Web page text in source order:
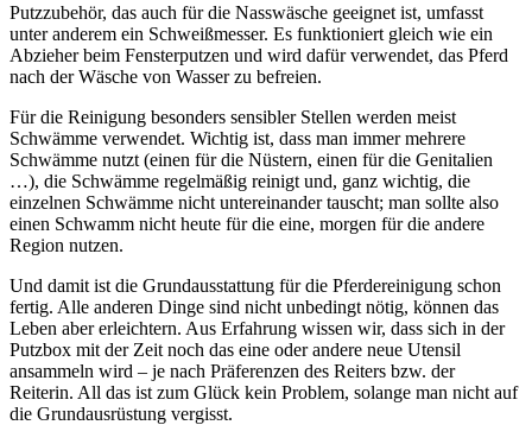
Putzzubehör, das auch für die Nasswäsche geeignet ist, umfasst
unter anderem ein Schweißmesser. Es funktioniert gleich wie ein
Abzieher beim Fensterputzen und wird dafür verwendet, das Pferd
nach der Wäsche von Wasser zu befreien.
Für die Reinigung besonders sensibler Stellen werden meist
Schwämme verwendet. Wichtig ist, dass man immer mehrere
Schwämme nutzt (einen für die Nüstern, einen für die Genitalien
…), die Schwämme regelmäßig reinigt und, ganz wichtig, die
einzelnen Schwämme nicht untereinander tauscht; man sollte also
einen Schwamm nicht heute für die eine, morgen für die andere
Region nutzen.
Und damit ist die Grundausstattung für die Pferdereinigung schon
fertig. Alle anderen Dinge sind nicht unbedingt nötig, können das
Leben aber erleichtern. Aus Erfahrung wissen wir, dass sich in der
Putzbox mit der Zeit noch das eine oder andere neue Utensil
ansammeln wird – je nach Präferenzen des Reiters bzw. der
Reiterin. All das ist zum Glück kein Problem, solange man nicht auf
die Grundausrüstung vergisst.